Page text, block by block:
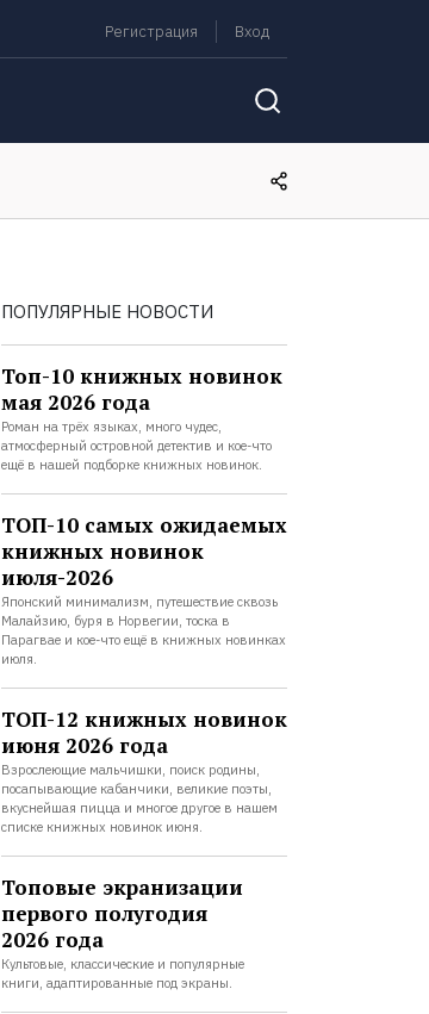
Регистрация Вход
ПОПУЛЯРНЫЕ НОВОСТИ
Топ-10 книжных новинок
мая 2026 года
Роман на трёх языках, много чудес,
атмосферный островной детектив и кое-что
ещё в нашей подборке книжных новинок.
ТОП-10 самых ожидаемых
книжных новинок
июля-2026
Японский минимализм, путешествие сквозь
Малайзию, буря в Норвегии, тоска в
Парагвае и кое-что ещё в книжных новинках
июля.
ТОП-12 книжных новинок
июня 2026 года
Взрослеющие мальчишки, поиск родины,
посапывающие кабанчики, великие поэты,
вкуснейшая пицца и многое другое в нашем
списке книжных новинок июня.
Топовые экранизации
первого полугодия
2026 года
Культовые, классические и популярные
книги, адаптированные под экраны.